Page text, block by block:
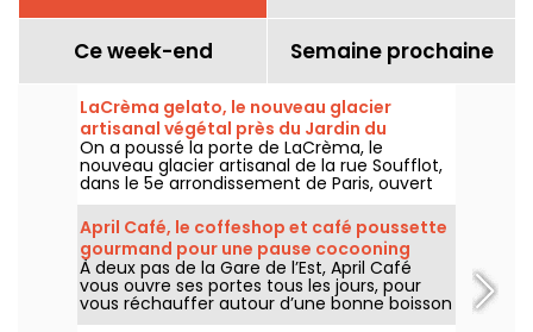
Ce week-end Semaine prochaine
LaCrèma gelato, le nouveau glacier
artisanal végétal près du Jardin du
Luxembourg et du Panthéon
On a poussé la porte de LaCrèma, le
nouveau glacier artisanal de la rue Soufflot,
dans le 5e arrondissement de Paris, ouvert
depuis avril 2026. Derrière le comptoir,
Roberta et ses gelatos végétaux maison qui
changent la donne. On vous dit tout !
April Café, le coffeshop et café poussette
gourmand pour une pause cocooning
dans le 10e
À deux pas de la Gare de l’Est, April Café
vous ouvre ses portes tous les jours, pour
vous réchauffer autour d’une bonne boisson
chaude, pour s’arrêter prendre le goûter ou